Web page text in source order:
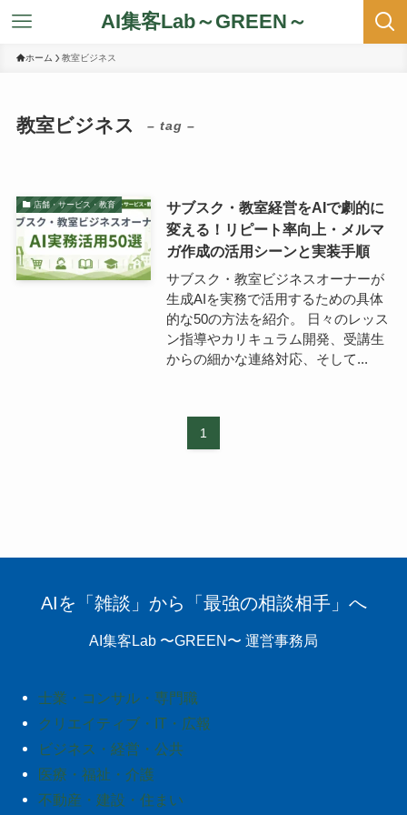
AI集客Lab～GREEN～
ホーム 教室ビジネス
教室ビジネス – tag –
店舗・サービス・教育
サブスク・教室経営をAIで劇的に
変える！リピート率向上・メルマ
ガ作成の活用シーンと実装手順
サブスク・教室ビジネスオーナーが
生成AIを実務で活用するための具体
的な50の方法を紹介。 日々のレッス
ン指導やカリキュラム開発、受講生
からの細かな連絡対応、そして...
1
AIを「雑談」から「最強の相談相手」へ
AI集客Lab 〜GREEN〜 運営事務局
士業・コンサル・専門職
クリエイティブ・IT・広報
ビジネス・経営・公共
医療・福祉・介護
不動産・建設・住まい